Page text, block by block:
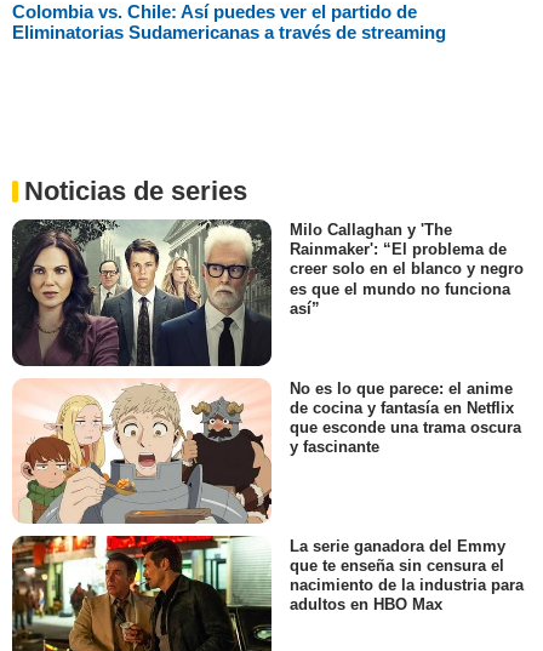
Colombia vs. Chile: Así puedes ver el partido de
Eliminatorias Sudamericanas a través de streaming
Noticias de series
Milo Callaghan y 'The
Rainmaker': “El problema de
creer solo en el blanco y negro
es que el mundo no funciona
así”
No es lo que parece: el anime
de cocina y fantasía en Netflix
que esconde una trama oscura
y fascinante
La serie ganadora del Emmy
que te enseña sin censura el
nacimiento de la industria para
adultos en HBO Max